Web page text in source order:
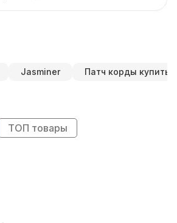
Jasminer Патч корды купить
ТОП товары